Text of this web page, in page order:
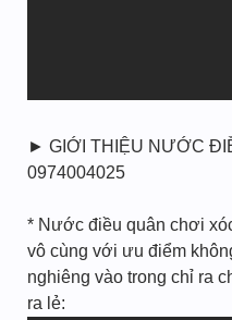
► GIỚI THIỆU NƯỚC
0974004025
* Nước điều quân chơi
vô cùng với ưu điểm
nghiêng vào trong chỉ ra
ra lẻ: